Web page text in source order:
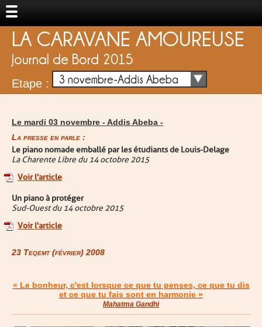
LA CARAVANE AMOUREUSE
Journal de Bord 2015
Etape : 3 novembre-Addis Abeba
Le mardi 03 novembre - Addis Abeba -
La presse en parle :
Le piano nomade emballé par les étudiants de Louis-Delage
La Charente Libre du 14 octobre 2015
Voir l'article
Un piano à protéger
Sud-Ouest du 14 octobre 2015
Voir l'article
23 Teqemt (février) 2008
« Le bonheur, c'est lorsque ce que tu penses, ce que tu dis
et ce que tu fais sont en harmonie »
Mahatma Gandhi